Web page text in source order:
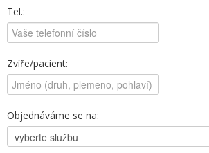
Tel.:
Zvíře/pacient:
Objednáváme se na: